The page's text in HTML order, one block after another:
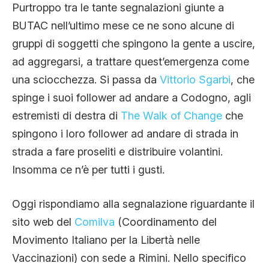
Purtroppo tra le tante segnalazioni giunte a
BUTAC nell’ultimo mese ce ne sono alcune di
gruppi di soggetti che spingono la gente a uscire,
ad aggregarsi, a trattare quest’emergenza come
una sciocchezza. Si passa da Vittorio Sgarbi, che
spinge i suoi follower ad andare a Codogno, agli
estremisti di destra di The Walk of Change che
spingono i loro follower ad andare di strada in
strada a fare proseliti e distribuire volantini.
Insomma ce n’è per tutti i gusti.
Oggi rispondiamo alla segnalazione riguardante il
sito web del Comilva (Coordinamento del
Movimento Italiano per la Libertà nelle
Vaccinazioni) con sede a Rimini. Nello specifico